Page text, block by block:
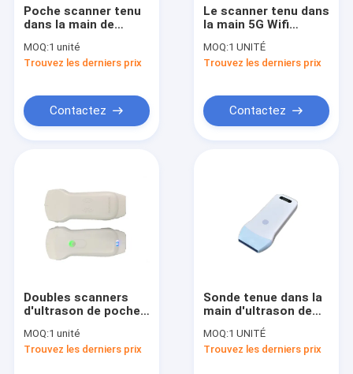
Contrôle de qualité
Contactez-nous
scanner tenu dans la main d'ultrason
Echographe vétérinaire
Poche scanner tenu
dans la main de
linéaire/10mhz
convexe de 3.5mhz
MOQ:1 unité
Trouvez les derniers prix
Contactez
Le scanner tenu dans
la main 5G Wifi
d'ultrason d'ultrason
portatif sans fil
abordable a relié le
éléments
MOQ:1 UNITÉ
Trouvez les derniers prix
Contactez
Doubles scanners
d'ultrason de poche
de Wifi de
transducteurs
MOQ:1 unité
Trouvez les derniers prix
Sonde tenue dans la
main d'ultrason de
Doppler Wirless de
couleur avec la
longueur intégrée de
MOQ:1 UNITÉ
Trouvez les derniers prix